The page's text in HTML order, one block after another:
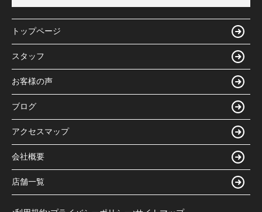
トップページ
スタッフ
お客様の声
ブログ
アクセスマップ
会社概要
店舗一覧